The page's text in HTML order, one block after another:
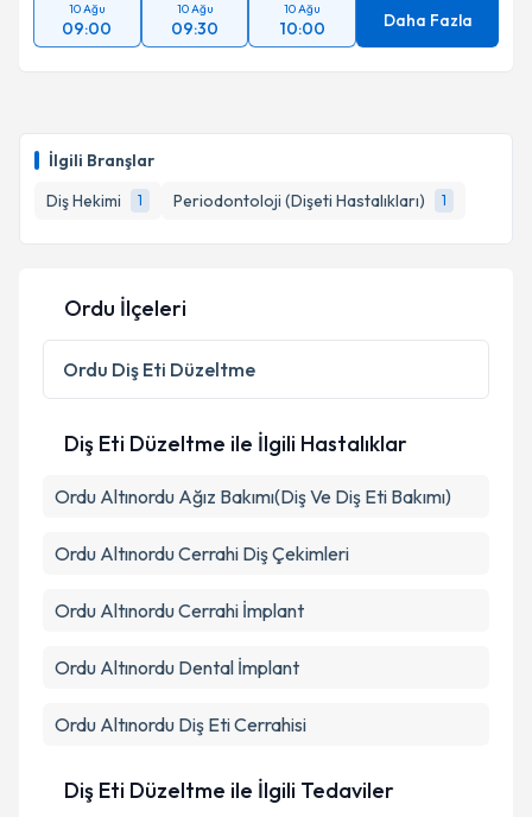
İlgili Branşlar
Diş Hekimi
1 Periodontoloji (Dişeti Hastalıkları) 1
10 Ağu
09:00
10 Ağu
09:30
10 Ağu
10:00 Daha Fazla
Ordu İlçeleri
Ordu Diş Eti Düzeltme
Diş Eti Düzeltme ile İlgili Hastalıklar
Ordu Altınordu Ağız Bakımı(Diş Ve Diş Eti Bakımı)
Ordu Altınordu Cerrahi Diş Çekimleri
Ordu Altınordu Cerrahi İmplant
Ordu Altınordu Dental İmplant
Ordu Altınordu Diş Eti Cerrahisi
Diş Eti Düzeltme ile İlgili Tedaviler